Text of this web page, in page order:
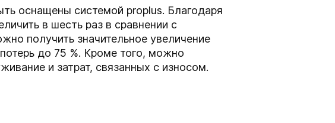
оснащены системой proplus. Благодаря
в шесть раз в сравнении с
получить значительное увеличение
до 75 %. Кроме того, можно
и затрат, связанных с износом.